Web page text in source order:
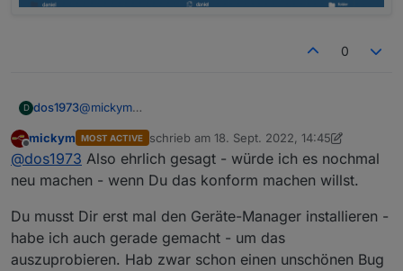
0
D dos1973@mickym
Aber meine jetztige Struktur kann ich doch mit Folder
lassen.... und schiess mir dadurch kein Eigentor. Noch
ist die Alias Struktur nirgends eingebunden... möchte
wo finde ich den Geräte manager?
Edit:
Offline
mickym MOST ACTIVE schrieb am 18. Sept. 2022, 14:45
zuletzt editiert von mickym
@dos1973 Also ehrlich gesagt - würde ich es nochmal
neu machen - wenn Du das konform machen willst.
Du musst Dir erst mal den Geräte-Manager installieren -
habe ich auch gerade gemacht - um das
auszuprobieren. Hab zwar schon einen unschönen Bug